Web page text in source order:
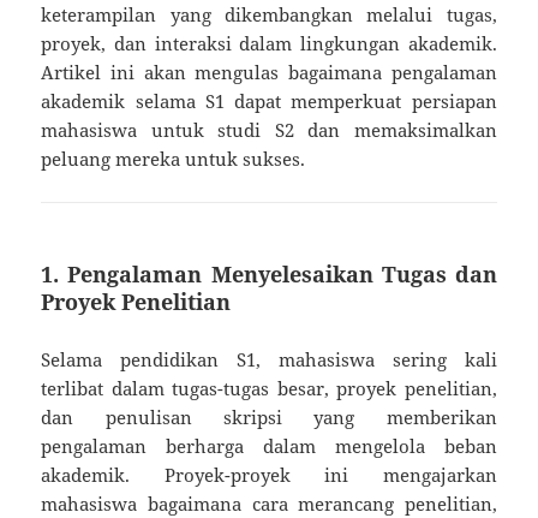
keterampilan yang dikembangkan melalui tugas,
proyek, dan interaksi dalam lingkungan akademik.
Artikel ini akan mengulas bagaimana pengalaman
akademik selama S1 dapat memperkuat persiapan
mahasiswa untuk studi S2 dan memaksimalkan
peluang mereka untuk sukses.
1. Pengalaman Menyelesaikan Tugas dan
Proyek Penelitian
Selama pendidikan S1, mahasiswa sering kali
terlibat dalam tugas-tugas besar, proyek penelitian,
dan penulisan skripsi yang memberikan
pengalaman berharga dalam mengelola beban
akademik. Proyek-proyek ini mengajarkan
mahasiswa bagaimana cara merancang penelitian,